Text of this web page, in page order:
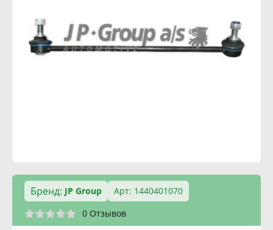
Бренд: JP Group
Арт: 1440401070
0 Отзывов